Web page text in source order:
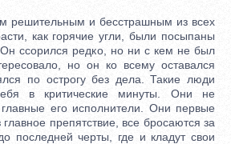
и бесстрашным из всех
как горячие угли, были посыпаны
ссорился редко, но ни с кем не был
но он ко всему оставался
по острогу без дела. Такие люди
в критические минуты. Они не
его исполнители. Они первые
препятствие, все бросаются за
последней черты, где и кладут свои